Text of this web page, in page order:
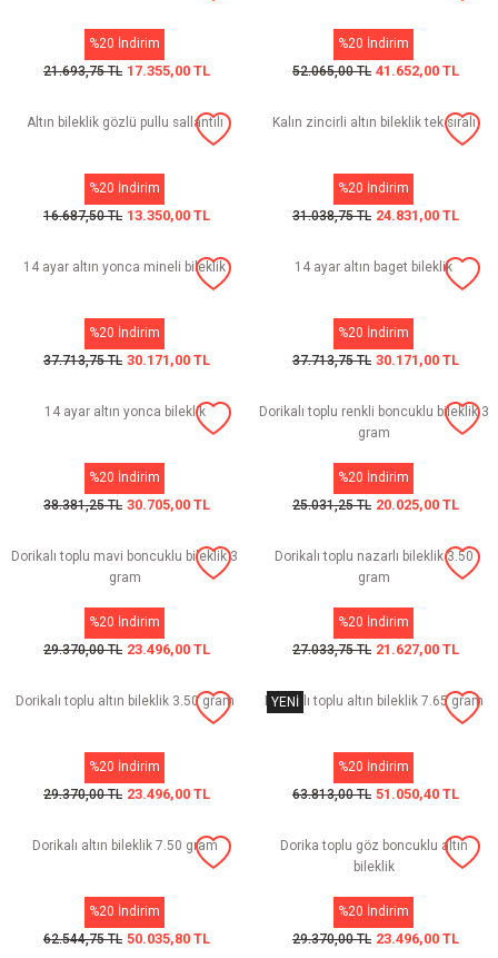
%20 İndirim
21.693,75 TL 17.355,00 TL
%20 İndirim
52.065,00 TL 41.652,00 TL
Altın bileklik gözlü pullu sallantılı
%20 İndirim
16.687,50 TL 13.350,00 TL
Kalın zincirli altın bileklik tek sıralı
%20 İndirim
31.038,75 TL 24.831,00 TL
14 ayar altın yonca mineli bileklik
%20 İndirim
37.713,75 TL 30.171,00 TL
14 ayar altın baget bileklik
%20 İndirim
37.713,75 TL 30.171,00 TL
14 ayar altın yonca bileklik
%20 İndirim
38.381,25 TL 30.705,00 TL
Dorikalı toplu renkli boncuklu bileklik 3
gram
%20 İndirim
25.031,25 TL 20.025,00 TL
Dorikalı toplu mavi boncuklu bileklik 3
gram
%20 İndirim
29.370,00 TL 23.496,00 TL
Dorikalı toplu nazarlı bileklik 3.50
gram
%20 İndirim
27.033,75 TL 21.627,00 TL
Dorikalı toplu altın bileklik 3.50 gram
%20 İndirim
29.370,00 TL 23.496,00 TL
YENİ
Dorikalı toplu altın bileklik 7.65 gram
%20 İndirim
63.813,00 TL 51.050,40 TL
Dorikalı altın bileklik 7.50 gram
%20 İndirim
62.544,75 TL 50.035,80 TL
Dorika toplu göz boncuklu altın
bileklik
%20 İndirim
29.370,00 TL 23.496,00 TL